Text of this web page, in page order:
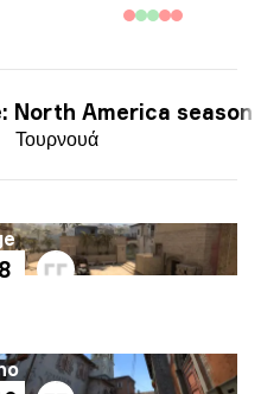
Τουρνουά
North America season